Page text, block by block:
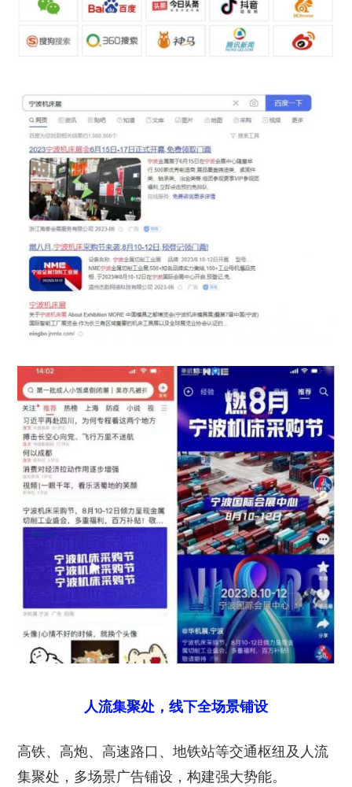
人流集聚处，线下全场景铺设
高铁、高炮、高速路口、地铁站等交通枢纽及人流
集聚处，多场景广告铺设，构建强大势能。